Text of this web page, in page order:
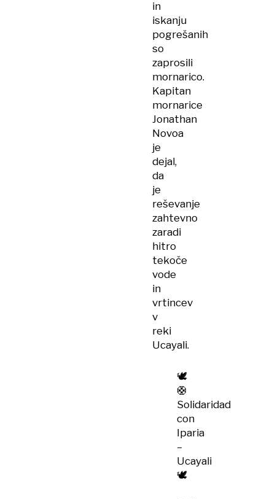
in
iskanju
pogrešanih
so
zaprosili
mornarico.
Kapitan
mornarice
Jonathan
Novoa
je
dejal,
da
je
reševanje
zahtevno
zaradi
hitro
tekoče
vode
in
vrtincev
v
reki
Ucayali.
🕊️
🛟
Solidaridad
con
Iparia
–
Ucayali
🕊️